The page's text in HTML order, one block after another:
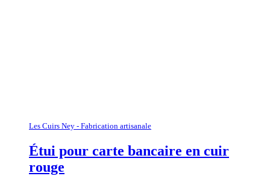
Les Cuirs Ney - Fabrication artisanale
Étui pour carte bancaire en cuir
rouge